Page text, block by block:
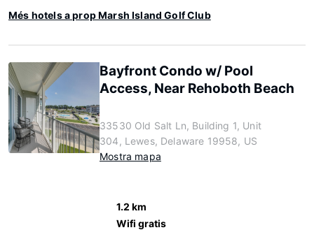
Més hotels a prop Marsh Island Golf Club
Bayfront Condo w/ Pool
Access, Near Rehoboth Beach
33530 Old Salt Ln, Building 1, Unit
304, Lewes, Delaware 19958, US
Mostra mapa
1.2 km
Wifi gratis